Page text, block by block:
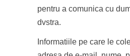
pentru a comunica cu
dvstra.
Informatiile pe care le